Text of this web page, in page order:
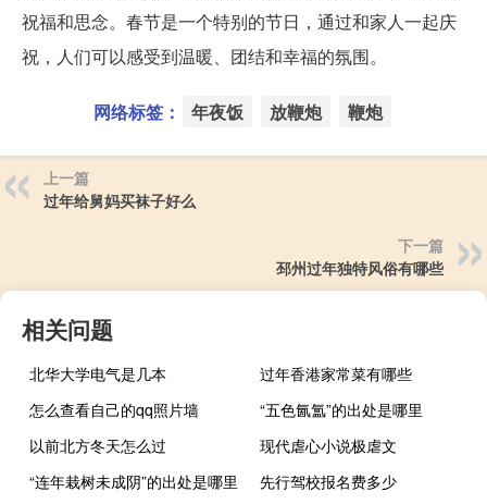
祝福和思念。春节是一个特别的节日，通过和家人一起庆
祝，人们可以感受到温暖、团结和幸福的氛围。
网络标签： 年夜饭 放鞭炮 鞭炮
上一篇
过年给舅妈买袜子好么
下一篇
邳州过年独特风俗有哪些
相关问题
北华大学电气是几本
过年香港家常菜有哪些
怎么查看自己的qq照片墙
“五色氤氲”的出处是哪里
以前北方冬天怎么过
现代虐心小说极虐文
“连年栽树未成阴”的出处是哪里
先行驾校报名费多少